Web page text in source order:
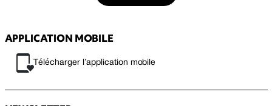
APPLICATION MOBILE
Télécharger l’application mobile